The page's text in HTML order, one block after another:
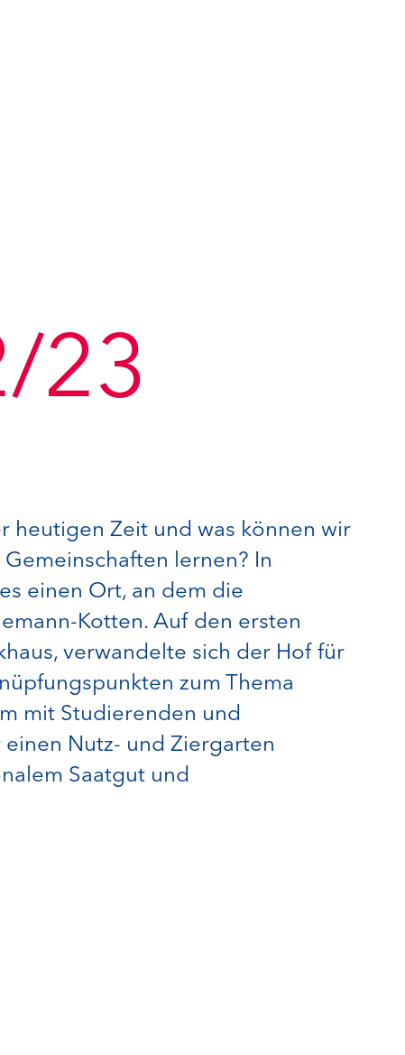
23
heutigen Zeit und was können wir
lernen? In
einen Ort, an dem die
Kotten. Auf den ersten
verwandelte sich der Hof für
zum Thema
mit Studierenden und
Nutz- und Ziergarten
Saatgut und